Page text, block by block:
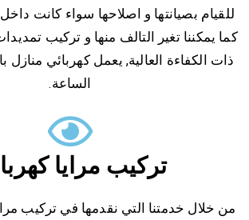
للقيام بصيانتها و اصلاحها سواء كانت
كما يمكننا تغير التالف منها و تركيب
ذات الكفاءة العالية, يعمل كهربائي منازل
الساعة.
تركيب مرايا
من خلال خدمتنا التي نقدمها في تركيب